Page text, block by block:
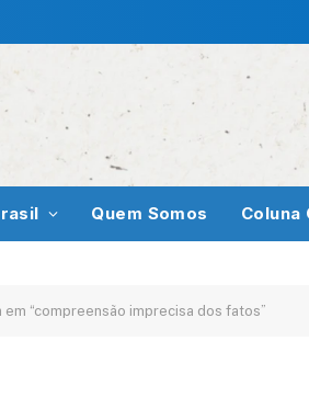
Quem Somos Coluna
“compreensão imprecisa dos fatos”